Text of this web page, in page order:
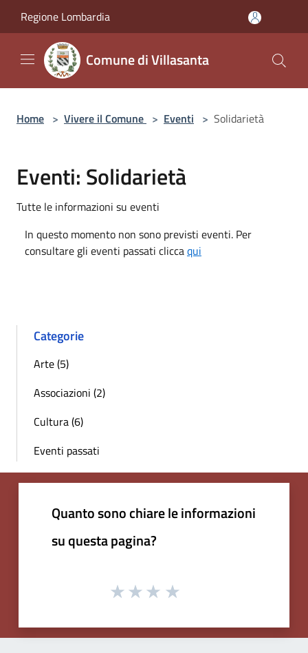
Regione Lombardia
Comune di Villasanta
Home > Vivere il Comune > Eventi > Solidarietà
Eventi: Solidarietà
Tutte le informazioni su eventi
In questo momento non sono previsti eventi. Per
consultare gli eventi passati cliccaqui
Categorie
Arte (5)
Associazioni (2)
Cultura (6)
Eventi passati
Quanto sono chiare le informazioni
su questa pagina?